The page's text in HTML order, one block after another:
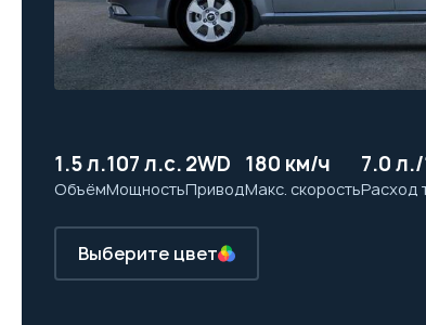
1.5 л.
Объём
107 л.с.
Мощность
2WD
Привод
180 км/ч
Макс. скорость
7.0
Расход
Выберите цвет